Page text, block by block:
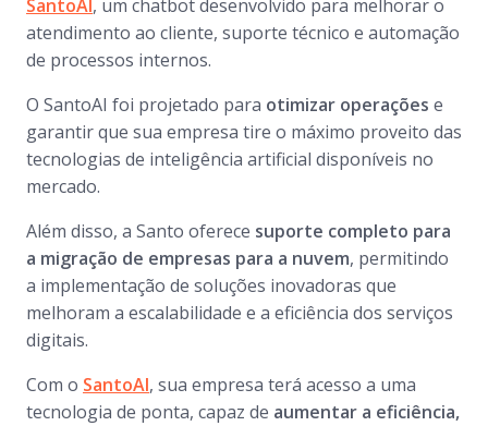
SantoAI, um chatbotdesenvolvido para melhorar o
atendimento ao cliente, suporte técnico e automação
de processos internos.
O SantoAI foi projetado para otimizar operações e
garantir que sua empresa tire o máximo proveito das
tecnologias de inteligência artificial disponíveis no
mercado.
Além disso, a Santo oferece suporte completo para
a migração de empresas para a nuvem, permitindo
a implementação de soluções inovadoras que
melhoram a escalabilidade e a eficiência dos serviços
digitais.
Com o SantoAI, sua empresa terá acesso a uma
tecnologia de ponta, capaz de aumentar a eficiência,